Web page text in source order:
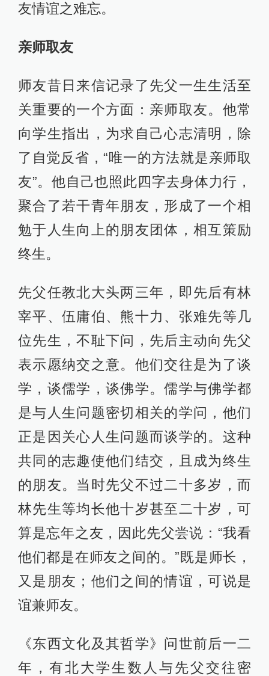
友情谊之难忘。
亲师取友
师友昔日来信记录了先父一生生活至
关重要的一个方面：亲师取友。他常
向学生指出，为求自己心志清明，除
了自觉反省，“唯一的方法就是亲师取
友”。他自己也照此四字去身体力行，
聚合了若干青年朋友，形成了一个相
勉于人生向上的朋友团体，相互策励
终生。
先父任教北大头两三年，即先后有林
宰平、伍庸伯、熊十力、张难先等几
位先生，不耻下问，先后主动向先父
表示愿纳交之意。他们交往是为了谈
学，谈儒学，谈佛学。儒学与佛学都
是与人生问题密切相关的学问，他们
正是因关心人生问题而谈学的。这种
共同的志趣使他们结交，且成为终生
的朋友。当时先父不过二十多岁，而
林先生等均长他十岁甚至二十岁，可
算是忘年之友，因此先父尝说：“我看
他们都是在师友之间的。”既是师长，
又是朋友；他们之间的情谊，可说是
谊兼师友。
《东西文化及其哲学》问世前后一二
年，有北大学生数人与先父交往密